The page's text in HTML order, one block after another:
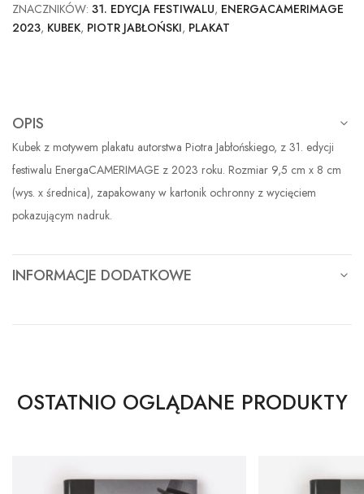
ZNACZNIKÓW: 31. EDYCJA FESTIWALU, ENERGACAMERIMAGE
2023, KUBEK, PIOTR JABŁOŃSKI, PLAKAT
OPIS
Kubek z motywem plakatu autorstwa Piotra Jabłońskiego, z 31. edycji
festiwalu EnergaCAMERIMAGE z 2023 roku. Rozmiar 9,5 cm x 8 cm
(wys. x średnica), zapakowany w kartonik ochronny z wycięciem
pokazującym nadruk.
INFORMACJE DODATKOWE
OSTATNIO OGLĄDANE PRODUKTY